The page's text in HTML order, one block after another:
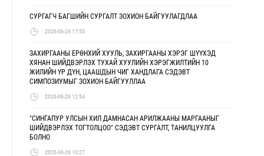
СУРГАГЧ БАГШИЙН СУРГАЛТ ЗОХИОН БАЙГУУЛАГДЛАА
2026-06-26 17:50
ЗАХИРГААНЫ ЕРӨНХИЙ ХУУЛЬ, ЗАХИРГААНЫ ХЭРЭГ ШҮҮХЭД
ХЯНАН ШИЙДВЭРЛЭХ ТУХАЙ ХУУЛИЙН ХЭРЭГЖИЛТИЙН 10
ЖИЛИЙН ҮР ДҮН, ЦААШДЫН ЧИГ ХАНДЛАГА СЭДЭВТ
СИМПОЗИУМЫГ ЗОХИОН БАЙГУУЛЛАА
2026-06-26 12:54
"СИНГАПУР УЛСЫН ХИЛ ДАМНАСАН АРИЛЖААНЫ МАРГААНЫГ
ШИЙДВЭРЛЭХ ТОГТОЛЦОО" СЭДЭВТ СУРГАЛТ, ТАНИЛЦУУЛГА
БОЛНО
2026-06-26 10:27